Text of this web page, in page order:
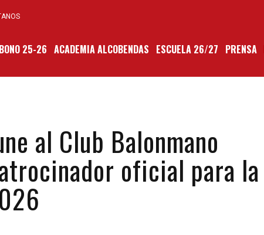
25-26 ACADEMIA ALCOBENDAS ESCUELA 26/27 PRENSA
al Club Balonmano
oficial para la